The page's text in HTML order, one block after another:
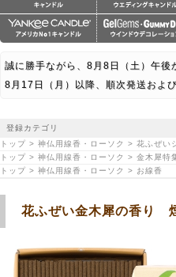
誠に勝手ながら、8月8日（土）午
8月17日（月）以降、順次発送およ
登録カテゴリ
トップ > 神仏用線香・ローソク > 花ふぜい
トップ > 神仏用線香・ローソク > 金木犀特
トップ > 神仏用線香・ローソク > お線香
花ふぜい金木犀の香り